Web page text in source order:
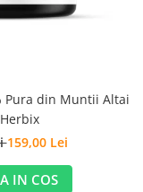
Pura din Muntii Altai
159,00 Lei
IN COS